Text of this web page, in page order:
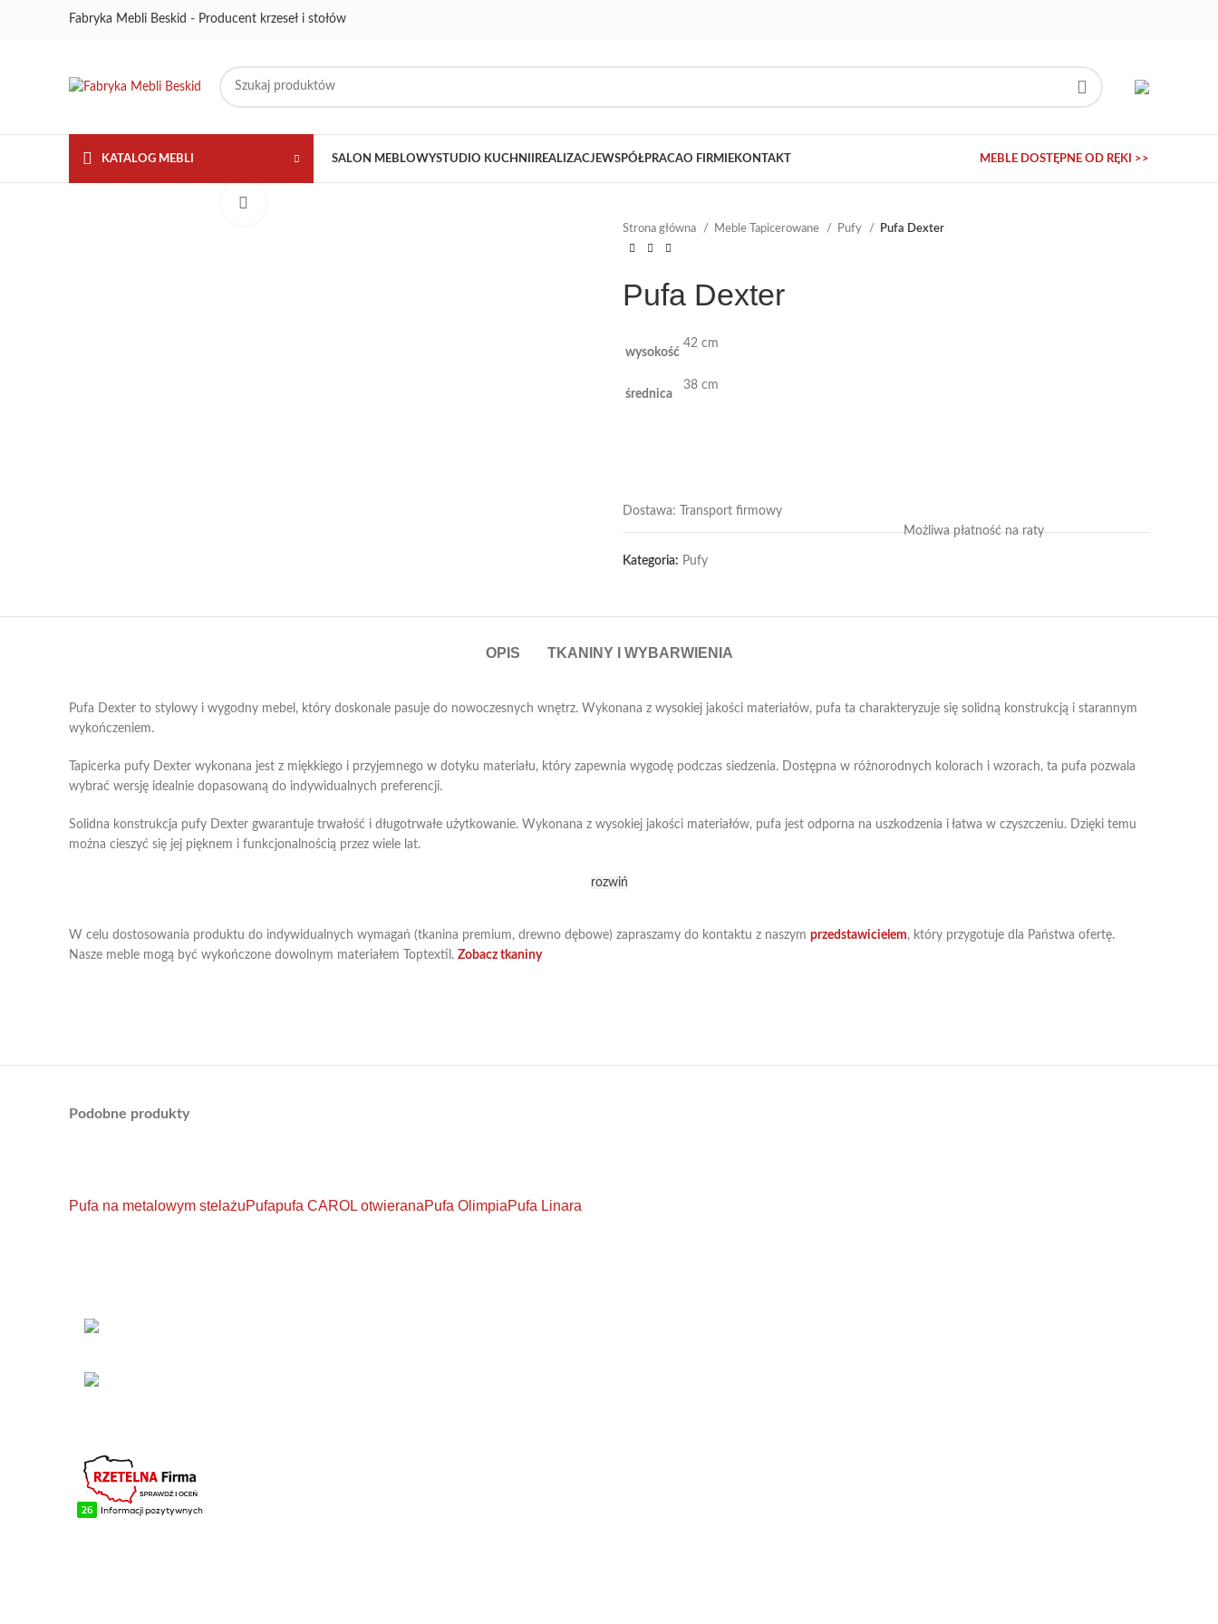
Fabryka Mebli Beskid - Producent krzeseł i stołów
KATALOG MEBLI SALON MEBLOWYSTUDIO KUCHNII REALIZACJEWSPÓŁPRACAO FIRMIEKONTAKT MEBLE DOSTĘPNE OD RĘKI >>
Strona główna Meble Tapicerowane Pufy Pufa Dexter
Pufa Dexter
wysokość
42 cm
średnica
38 cm
Dostawa: Transport firmowy
Możliwa płatność na raty
Kategoria: Pufy
OPIS TKANINY I WYBARWIENIA
Pufa Dexter to stylowy i wygodny mebel, który doskonale pasuje do nowoczesnych wnętrz. Wykonana z wysokiej jakości materiałów, pufa ta charakteryzuje się solidną konstrukcją i starannym
wykończeniem.
Tapicerka pufy Dexter wykonana jest z miękkiego i przyjemnego w dotyku materiału, który zapewnia wygodę podczas siedzenia. Dostępna w różnorodnych kolorach i wzorach, ta pufa pozwala
wybrać wersję idealnie dopasowaną do indywidualnych preferencji.
Solidna konstrukcja pufy Dexter gwarantuje trwałość i długotrwałe użytkowanie. Wykonana z wysokiej jakości materiałów, pufa jest odporna na uszkodzenia i łatwa w czyszczeniu. Dzięki temu
można cieszyć się jej pięknem i funkcjonalnością przez wiele lat.
rozwiń
W celu dostosowania produktu do indywidualnych wymagań (tkanina premium, drewno dębowe) zapraszamy do kontaktu z naszym przedstawicielem, który przygotuje dla Państwa ofertę.
Nasze meble mogą być wykończone dowolnym materiałem Toptextil. Zobacz tkaniny
Podobne produkty
Pufa na metalowym stelażuPufapufa CAROL otwieranaPufa OlimpiaPufa Linara